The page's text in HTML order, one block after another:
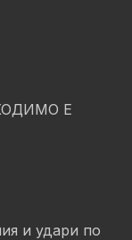
Е
и удари по